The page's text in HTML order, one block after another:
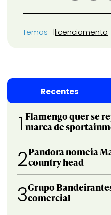
Temas licenciamento
Recentes
1 Flamengo quer se
marca de
2Pandora nomeia
country head
3Grupo
comercial